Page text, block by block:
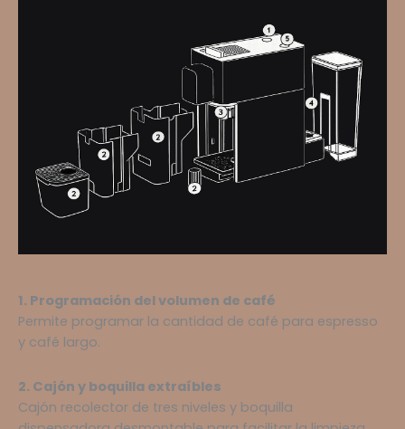
1. Programación del volumen de café
Permite programar la cantidad de café para espresso
y café largo.
2. Cajón y boquilla extraíbles
Cajón recolector de tres niveles y boquilla